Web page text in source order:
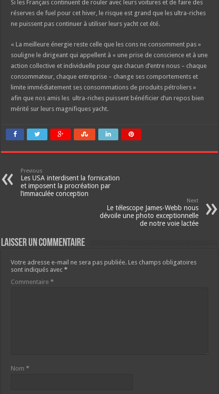
Si les Français continuent de rouler avec leurs voitures et de faire des
réserves de fuel pour cet hiver, le risque est grand que les ultra-riches
ne puissent pas continuer à utiliser leurs yacht cet été.
« La meilleure énergie reste celle que les cons ne consomment pas »
souligne le dirigeant qui appellent à « une prise de conscience et à une
action collective et individuelle pour que chacun d’entre nous – chaque
consommateur, chaque entreprise – change ses comportements et
limite immédiatement ses consommations de produits pétroliers »
afin que nos amis les ultra-riches puissent bénéficier d’un repos bien
mérité sur leurs magnifiques yacht.
Previous
Les USA interdisent la fornication
et imposent la procréation par
l’immaculée conception
Next
Le télescope James-Webb nous
dévoile une photo exceptionnelle
de notre voie lactée
Laisser un commentaire
Votre adresse e-mail ne sera pas publiée. Les champs obligatoires
sont indiqués avec*
Commentaire*
Nom*